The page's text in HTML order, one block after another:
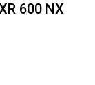
600 NX